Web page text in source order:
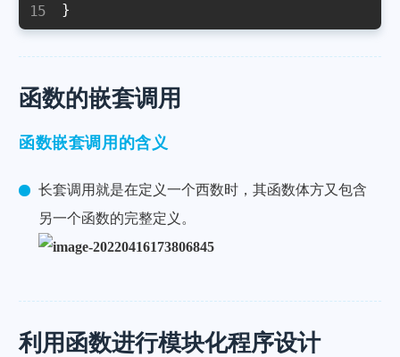
}
函数的嵌套调用
函数嵌套调用的含义
长套调用就是在定义一个西数时，其函数体方又包含
另一个函数的完整定义。
利用函数进行模块化程序设计